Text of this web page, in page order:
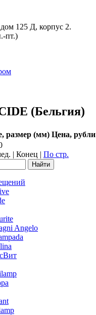
125 Д, корпус 2.
пт.)
(Бельгия)
размер (мм) Цена, рубли
| Конец | По стр.
Angelo